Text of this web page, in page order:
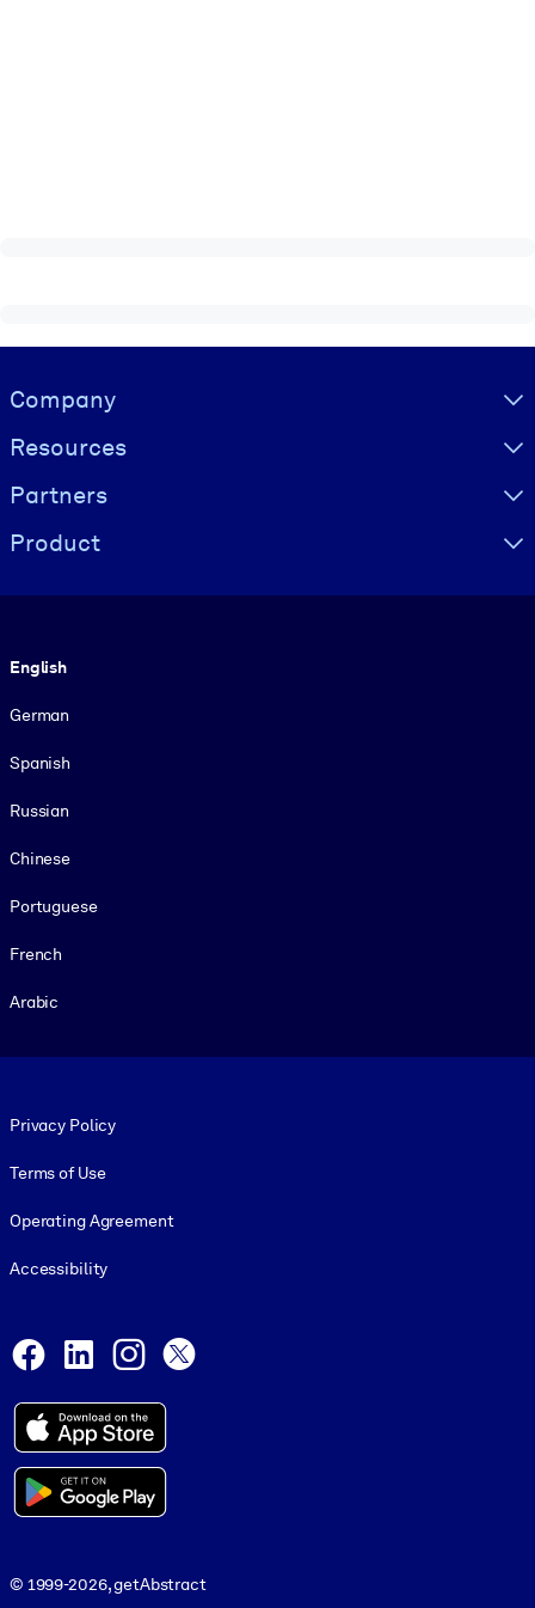
Visually hidden Text
Company
Resources
Partners
Product
English
German
Spanish
Russian
Chinese
Portuguese
French
Arabic
Privacy Policy
Terms of Use
Operating Agreement
Accessibility
Facebook
LinkedInInstagram
© 1999-2026, getAbstract